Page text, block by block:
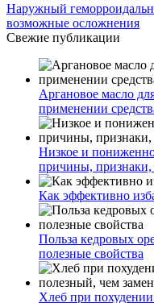
Наружный
возможные осложнения
Свежие публикации
Аргановое масло
применении
Низкое и
причины, признаки,
Как эффективно
Польза кедровых
полезные свойства
Хлеб при